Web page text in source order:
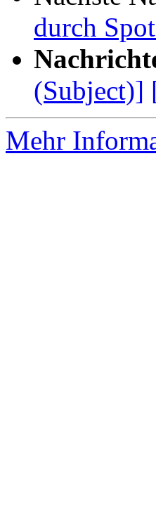
durch
(Subject)]
Mehr